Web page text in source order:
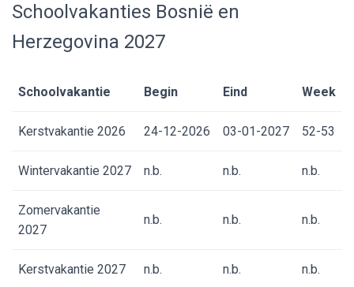
Schoolvakanties Bosnië en
Herzegovina 2027
Schoolvakantie Begin Eind Week
Kerstvakantie 2026 24-12-2026 03-01-2027 52-53
Wintervakantie 2027 n.b. n.b. n.b.
Zomervakantie
2027
n.b. n.b. n.b.
Kerstvakantie 2027 n.b. n.b. n.b.